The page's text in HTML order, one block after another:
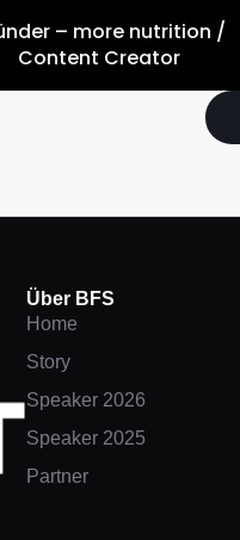
– more nutrition /
Content Creator
Über BFS
Home
Story
Speaker 2026
Speaker 2025
Partner